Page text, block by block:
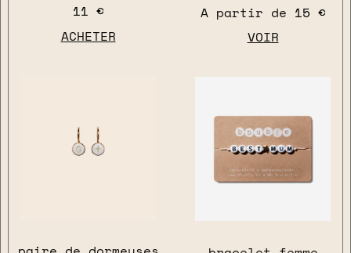
11 €
ACHETER
A partir de 15 €
VOIR